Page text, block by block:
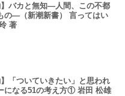
】バカと無知―人間、この不都
の―（新潮新書） 言ってはい
著
】「ついていきたい」と思われ
になる51の考え方① 岩田 松雄